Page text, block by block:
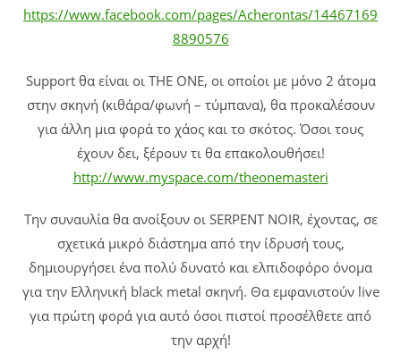
https://www.facebook.com/pages/Acherontas/14467169
8890576
Support θα είναι οι ΤΗΕ ΟΝΕ, oι οποίοι με μόνο 2 άτομα
στην σκηνή (κιθάρα/φωνή – τύμπανα), θα προκαλέσουν
για άλλη μια φορά το χάος και το σκότος. Όσοι τους
έχουν δει, ξέρουν τι θα επακολουθήσει!
http://www.myspace.com/theonemasteri
Την συναυλία θα ανοίξουν οι SERPENT NOIR, έχοντας, σε
σχετικά μικρό διάστημα από την ίδρυσή τους,
δημιουργήσει ένα πολύ δυνατό και ελπιδοφόρο όνομα
για την Ελληνική black metal σκηνή. Θα εμφανιστούν live
για πρώτη φορά για αυτό όσοι πιστοί προσέλθετε από
την αρχή!